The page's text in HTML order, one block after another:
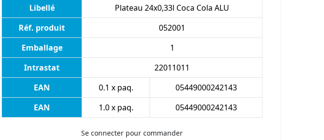
Libellé
Plateau 24x0,33l Coca Cola ALU
Réf. produit
052001
Emballage
1
Intrastat
22011011
EAN
0.1 x paq.
05449000242143
EAN
1.0 x paq. 05449000242143
Se connecter pour commander